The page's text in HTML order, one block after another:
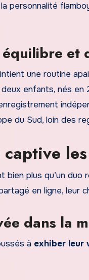
personnalité
et
une routine
enfants, nés en
du Sud, loin des
bien plus qu’un duo
en ligne, leur
dans la
à exhiber leur